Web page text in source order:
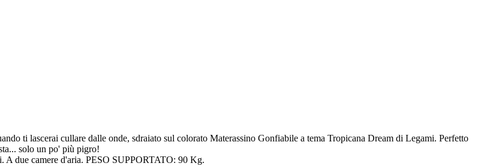
ti lascerai cullare dalle onde, sdraiato sul colorato Materassino Gonfiabile a tema Tropicana Dream di Legami. Perfetto
solo un po' più pigro!
due camere d'aria. PESO SUPPORTATO: 90 Kg.